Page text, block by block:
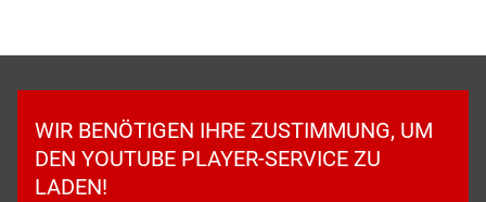
WIR BENÖTIGEN IHRE ZUSTIMMUNG, UM
DEN YOUTUBE PLAYER-SERVICE ZU
LADEN!